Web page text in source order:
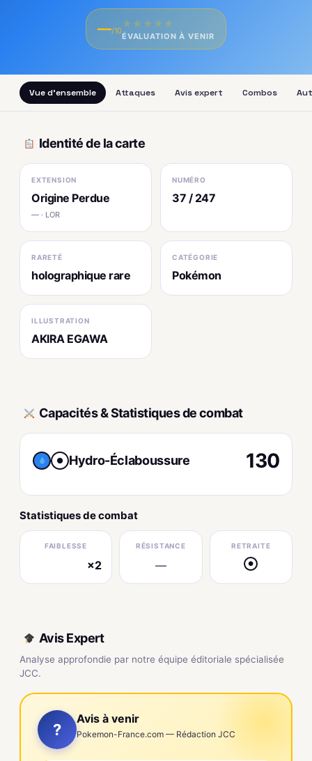
—/10
★ ★ ★ ★ ★
ÉVALUATION À VENIR
Vue d'ensemble Attaques Avis expert Combos
Identité de la carte
EXTENSION
Origine Perdue
— · LOR
NUMÉRO
37 / 247
RARETÉ
holographique rare
CATÉGORIE
Pokémon
ILLUSTRATION
AKIRA EGAWA
Capacités & Statistiques de combat
● Hydro-Éclaboussure 130
Statistiques de combat
FAIBLESSE
×2
RÉSISTANCE
—
RETRAITE
●
Avis Expert
Analyse approfondie par notre équipe éditoriale spécialisée
JCC.
?
Avis à venir
Pokemon-France.com — Rédaction JCC